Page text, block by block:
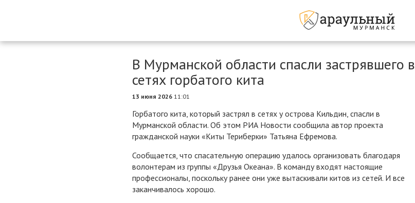
В Мурманской области спасли застрявшего в
сетях горбатого кита
13 июня 2026 11:01
Горбатого кита, который застрял в сетях у острова Кильдин, спасли в
Мурманской области. Об этом РИА Новости сообщила автор проекта
гражданской науки «Киты Териберки» Татьяна Ефремова.
Сообщается, что спасательную операцию удалось организовать благодаря
волонтерам из группы «Друзья Океана». В команду входят настоящие
профессионалы, поскольку ранее они уже вытаскивали китов из сетей. И все
заканчивалось хорошо.